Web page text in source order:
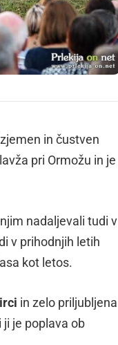
in čustven
pri Ormožu in je
nadaljevali tudi v
v prihodnjih letih
kot letos.
in zelo priljubljena
ji je poplava ob